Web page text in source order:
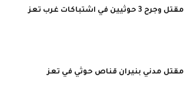
مقتل وجرح 3 حوثيين في اشتباكات غرب تعز
مقتل مدني بنيران قناص حوثي في تعز